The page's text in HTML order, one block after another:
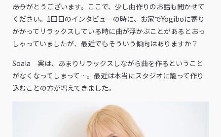
――ありがとうございます。ここで、少し曲作りのお話も聞かせて
ください。1回目のインタビューの時に、お家でYogiboに寄り
かかってリラックスしている時に曲が浮かぶことがあるとおっ
しゃっていましたが、最近でもそういう傾向はありますか？
Soala 実は、あまりリラックスしながら曲を作るということ
がなくなってしまって…。最近は本当にスタジオに籠って作り
込むことの方が増えてきました。